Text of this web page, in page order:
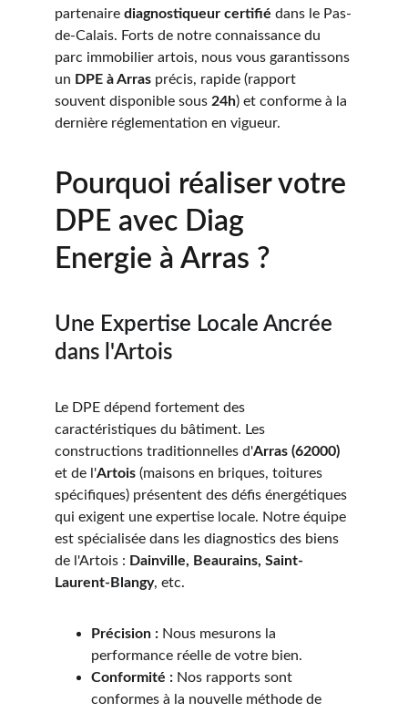
partenaire diagnostiqueur certifié dans le Pas-
de-Calais. Forts de notre connaissance du
parc immobilier artois, nous vous garantissons
un DPE à Arras précis, rapide (rapport
souvent disponible sous 24h) et conforme à la
dernière réglementation en vigueur.
Pourquoi réaliser votre
DPE avec Diag
Energie à Arras ?
Une Expertise Locale Ancrée
dans l'Artois
Le DPE dépend fortement des
caractéristiques du bâtiment. Les
constructions traditionnelles d'Arras (62000)
et de l'Artois (maisons en briques, toitures
spécifiques) présentent des défis énergétiques
qui exigent une expertise locale. Notre équipe
est spécialisée dans les diagnostics des biens
de l'Artois : Dainville, Beaurains, Saint-
Laurent-Blangy, etc.
Précision : Nous mesurons la
performance réelle de votre bien.
Conformité : Nos rapports sont
conformes à la nouvelle méthode de